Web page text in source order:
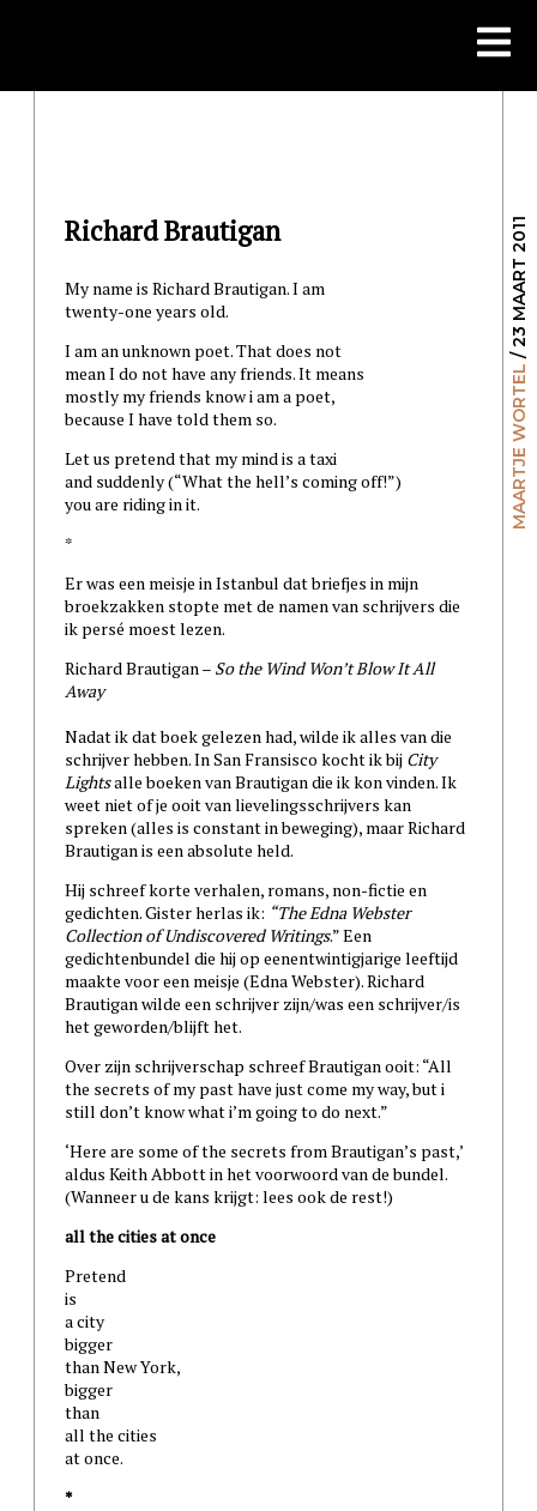
MAARTJE WORTEL
/ 23 MAART 2011
Richard Brautigan
My name is Richard Brautigan. I am
twenty-one years old.
I am an unknown poet. That does not
mean I do not have any friends. It means
mostly my friends know i am a poet,
because I have told them so.
Let us pretend that my mind is a taxi
and suddenly (“What the hell’s coming off!”)
you are riding in it.
*
Er was een meisje in Istanbul dat briefjes in mijn
broekzakken stopte met de namen van schrijvers die
ik persé moest lezen.
Richard Brautigan – So the Wind Won’t Blow It All
Away
Nadat ik dat boek gelezen had, wilde ik alles van die
schrijver hebben. In San Fransisco kocht ik bij City
Lightsalle boeken van Brautigan die ik kon vinden. Ik
weet niet of je ooit van lievelingsschrijvers kan
spreken (alles is constant in beweging), maar Richard
Brautigan is een absolute held.
Hij schreef korte verhalen, romans, non-fictie en
gedichten. Gister herlas ik: “The Edna Webster
Collection of Undiscovered Writings.” Een
gedichtenbundel die hij op eenentwintigjarige leeftijd
maakte voor een meisje (Edna Webster). Richard
Brautigan wilde een schrijver zijn/was een schrijver/is
het geworden/blijft het.
Over zijn schrijverschap schreef Brautigan ooit: “All
the secrets of my past have just come my way, but i
still don’t know what i’m going to do next.”
‘Here are some of the secrets from Brautigan’s past,’
aldus Keith Abbott in het voorwoord van de bundel.
(Wanneer u de kans krijgt: lees ook de rest!)
all the cities at once
Pretend
is
a city
bigger
than New York,
bigger
than
all the cities
at once.
*